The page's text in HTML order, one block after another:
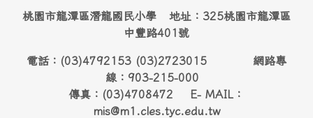
桃園市龍潭區潛龍國民小學 地址：325桃園市龍潭區
中豐路401號
電話：(03)4792153 (03)2723015 網路專
線：903-215-000
傳真：(03)4708472 E- MAIL：
mis@m1.cles.tyc.edu.tw